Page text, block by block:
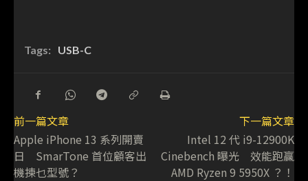
Tags: USB-C
前一篇文章
Apple iPhone 13 系列開賣
日 SmarTone 首位顧客出
機揀乜型號？
下一篇文章
Intel 12 代 i9-12900K
Cinebench 曝光 效能跑贏
AMD Ryzen 9 5950X ？！